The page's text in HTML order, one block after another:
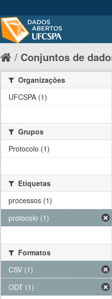
Conjuntos de
Organizações
UFCSPA (1)
Grupos
Protocolo (1)
Etiquetas
processos (1)
protocolo (1)
Formatos
CSV (1)
ODT (1)